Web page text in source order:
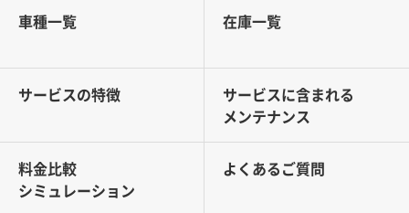
車種一覧 在庫一覧
サービスの特徴
サービスに含まれる
メンテナンス
料金比較
シミュレーション
よくあるご質問